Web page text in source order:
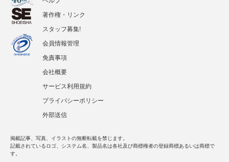
著作権・リンク
スタッフ募集!
会員情報管理
免責事項
会社概要
サービス利用規約
プライバシーポリシー
外部送信
掲載記事、写真、イラストの無断転載を禁じます。
記載されているロゴ、システム名、製品名は各社及び商標権者の登録商標あるいは商標で
す。